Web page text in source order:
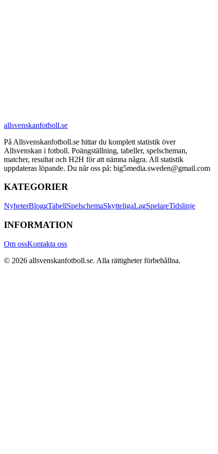
allsvenskanfotboll.se
På Allsvenskanfotboll.se hittar du komplett statistik över
Allsvenskan i fotboll. Poängställning, tabeller, spelscheman,
matcher, resultat och H2H för att nämna några. All statistik
uppdateras löpande. Du når oss på: big5media.sweden@gmail.com
KATEGORIER
NyheterBloggTabellSpelschemaSkytteligaLagSpelareTidslinje
INFORMATION
Om ossKontakta oss
© 2026 allsvenskanfotboll.se. Alla rättigheter förbehållna.